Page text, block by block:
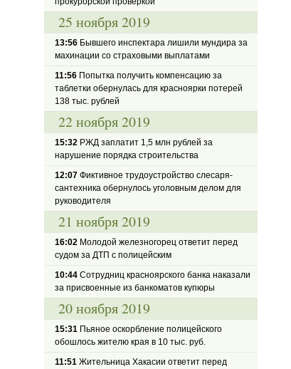
25 ноября 2019
13:56 Бывшего инспектара лишили мундира за
махинации со страховыми выплатами
11:56 Попытка получить компенсацию за
таблетки обернулась для красноярки потерей
138 тыс. рублей
22 ноября 2019
15:32 РЖД заплатит 1,5 млн рублей за
нарушение порядка строительства
12:07 Фиктивное трудоустройство слесаря-
сантехника обернулось уголовным делом для
руководителя
21 ноября 2019
16:02 Молодой железногорец ответит перед
судом за ДТП с полицейским
10:44 Сотрудниц красноярского банка наказали
за присвоенные из банкоматов купюры
20 ноября 2019
15:31 Пьяное оскорбление полицейского
обошлось жителю края в 10 тыс. руб.
11:51 Жительница Хакасии ответит перед